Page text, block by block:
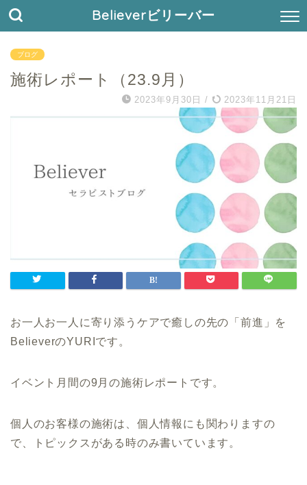
Believerビリーバー
ブログ
施術レポート（23.9月）
2023年9月30日 / 2023年11月21日
お一人お一人に寄り添うケアで癒しの先の「前進」を
BelieverのYURIです。
イベント月間の9月の施術レポートです。
個人のお客様の施術は、個人情報にも関わりますの
で、トピックスがある時のみ書いています。